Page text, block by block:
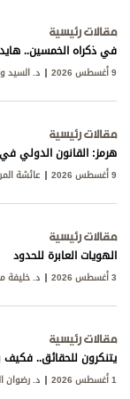
مقالات رئيسية
في ذكراه الخمسين..
9 أغسطس 2026 د. السيد
مقالات رئيسية
هرمز: القانون الدولي في
9 أغسطس 2026 عائشة
مقالات رئيسية
الهويات العابرة للحدود
3 أغسطس 2026 د. خليفة
مقالات رئيسية
يتنكرون للحقائق.. فكيف
1 أغسطس 2026 د. رضوان